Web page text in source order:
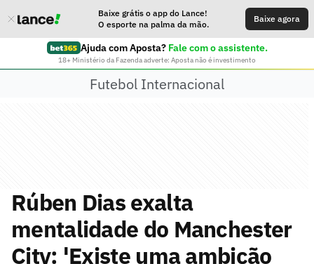
Baixe grátis o app do Lance!
O esporte na palma da mão.
Baixe agora
Ajuda com Aposta? Fale com o assistente.
18+ Ministério da Fazenda adverte: Aposta não é investimento
Futebol Internacional
Rúben Dias exalta
mentalidade do Manchester
City: 'Existe uma ambição